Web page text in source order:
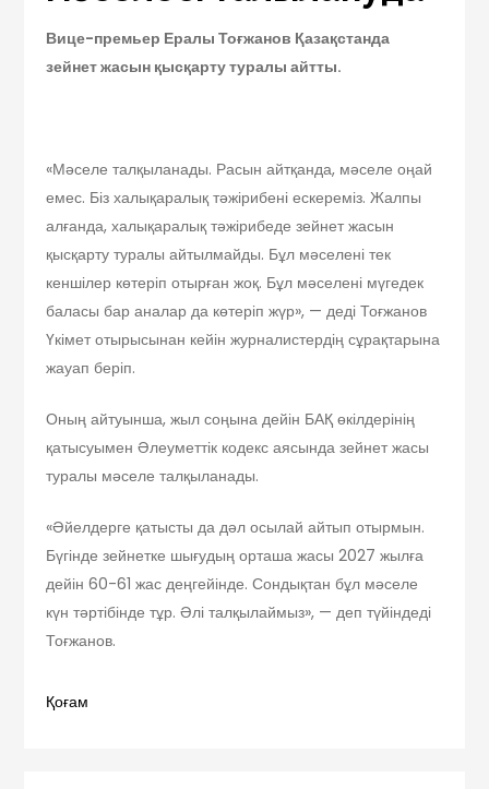
Вице-премьер Ералы Тоғжанов Қазақстанда
зейнет жасын қысқарту туралы айтты.
«Мәселе талқыланады. Расын айтқанда, мәселе оңай
емес. Біз халықаралық тәжірибені ескереміз. Жалпы
алғанда, халықаралық тәжірибеде зейнет жасын
қысқарту туралы айтылмайды. Бұл мәселені тек
кеншілер көтеріп отырған жоқ. Бұл мәселені мүгедек
баласы бар аналар да көтеріп жүр», — деді Тоғжанов
Үкімет отырысынан кейін журналистердің сұрақтарына
жауап беріп.
Оның айтуынша, жыл соңына дейін БАҚ өкілдерінің
қатысуымен Әлеуметтік кодекс аясында зейнет жасы
туралы мәселе талқыланады.
«Әйелдерге қатысты да дәл осылай айтып отырмын.
Бүгінде зейнетке шығудың орташа жасы 2027 жылға
дейін 60-61 жас деңгейінде. Сондықтан бұл мәселе
күн тәртібінде тұр. Әлі талқылаймыз», — деп түйіндеді
Тоғжанов.
Қоғам